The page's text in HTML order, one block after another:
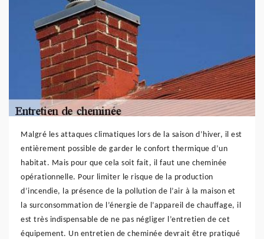
Malgré les attaques climatiques lors de la saison d’hiver, il est
entièrement possible de garder le confort thermique d’un
habitat. Mais pour que cela soit fait, il faut une cheminée
opérationnelle. Pour limiter le risque de la production
d’incendie, la présence de la pollution de l’air à la maison et
la surconsommation de l’énergie de l’appareil de chauffage, il
est très indispensable de ne pas négliger l’entretien de cet
équipement. Un entretien de cheminée devrait être pratiqué